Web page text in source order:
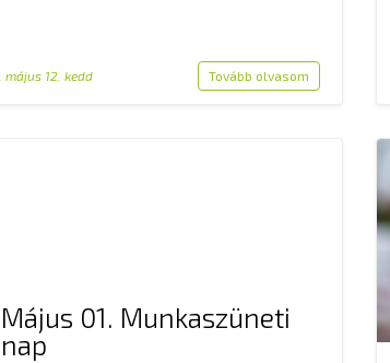
május 12. kedd Tovább olvasom
Május 01. Munkaszüneti
nap